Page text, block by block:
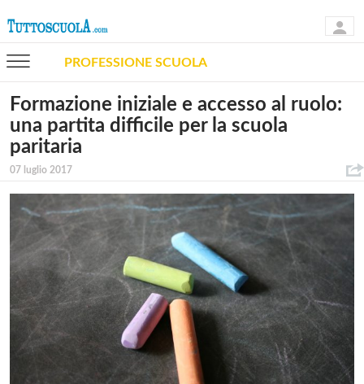
PROFESSIONE SCUOLA
Formazione iniziale e accesso al ruolo:
una partita difficile per la scuola
paritaria
07 luglio 2017